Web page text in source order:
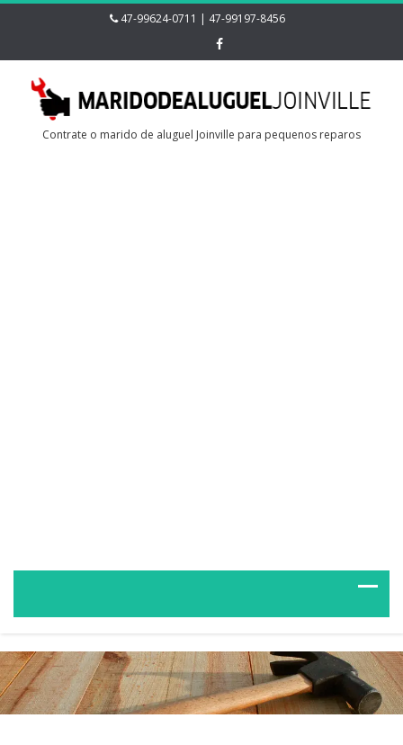
47-99624-0711 | 47-99197-8456
Contrate o marido de aluguel Joinville para pequenos reparos